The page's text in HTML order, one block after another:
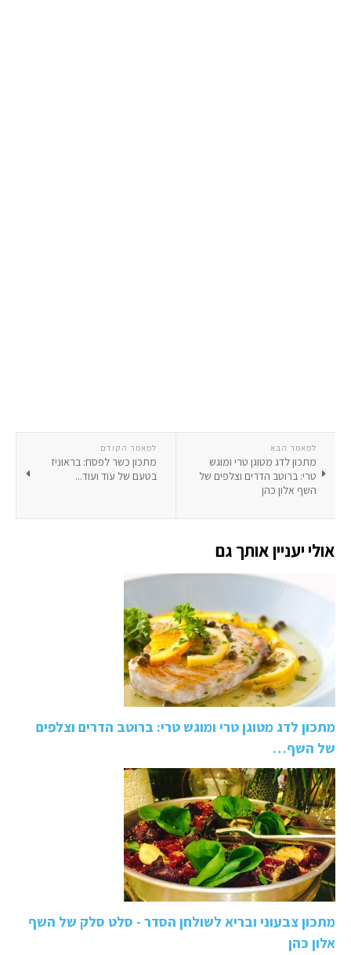
למאמר הקודם
מתכון כשר לפסח: בראוניז
בטעם של עוד ועוד...
למאמר הבא
מתכון לדג מטוגן טרי ומוגש
טרי: ברוטב הדרים וצלפים של
השף אלון כהן
אולי יעניין אותך גם
מתכון לדג מטוגן טרי ומוגש טרי: ברוטב הדרים וצלפים
של השף…
מתכון צבעוני ובריא לשולחן הסדר - סלט סלק של השף
אלון כהן